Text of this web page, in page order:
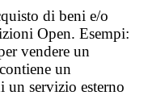
di beni e/o
Open. Esempi:
vendere un
un
servizio esterno